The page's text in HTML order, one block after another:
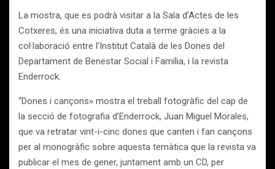
La mostra, que es podrà visitar a la Sala d’Actes de les
Cotxeres, és una iniciativa duta a terme gràcies a la
col·laboració entre l’Institut Català de les Dones del
Departament de Benestar Social i Família, i la revista
Enderrock.
“Dones i cançons» mostra el treball fotogràfic del cap de
la secció de fotografia d’Enderrock, Juan Miguel Morales,
que va retratar vint-i-cinc dones que canten i fan cançons
per al monogràfic sobre aquesta temàtica que la revista va
publicar el mes de gener, juntament amb un CD, per